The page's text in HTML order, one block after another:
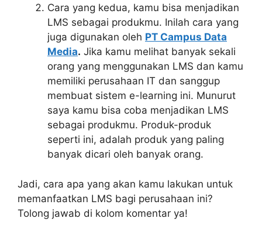
Cara yang kedua, kamu bisa menjadikan
LMS sebagai produkmu. Inilah cara yang
juga digunakan oleh PT Campus Data
Media. Jika kamu melihat banyak sekali
orang yang menggunakan LMS dan kamu
memiliki perusahaan IT dan sanggup
membuat sistem e-learning ini. Munurut
saya kamu bisa coba menjadikan LMS
sebagai produkmu. Produk-produk
seperti ini, adalah produk yang paling
banyak dicari oleh banyak orang.
Jadi, cara apa yang akan kamu lakukan untuk
memanfaatkan LMS bagi perusahaan ini?
Tolong jawab di kolom komentar ya!